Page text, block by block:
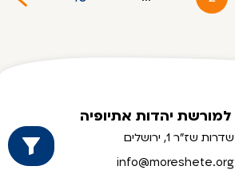
יהדות אתיופיה
שדרות שז"ר 1, ירושלים